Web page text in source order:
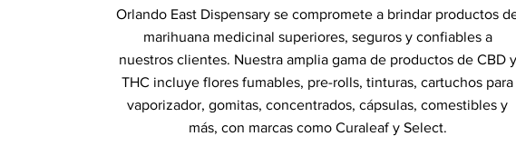
Orlando East Dispensary se compromete a brindar productos
marihuana medicinal superiores, seguros y confiables a
nuestros clientes. Nuestra amplia gama de productos de CBD y
THC incluye flores fumables, pre-rolls, tinturas, cartuchos para
vaporizador, gomitas, concentrados, cápsulas, comestibles y
más, con marcas como Curaleaf y Select.